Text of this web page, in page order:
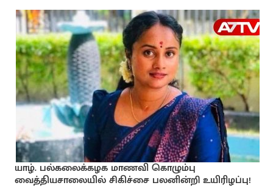
யாழ். பல்கலைக்கழக மாணவி கொழும்பு
வைத்தியசாலையில் சிகிச்சை பலனின்றி உயிரிழப்பு!